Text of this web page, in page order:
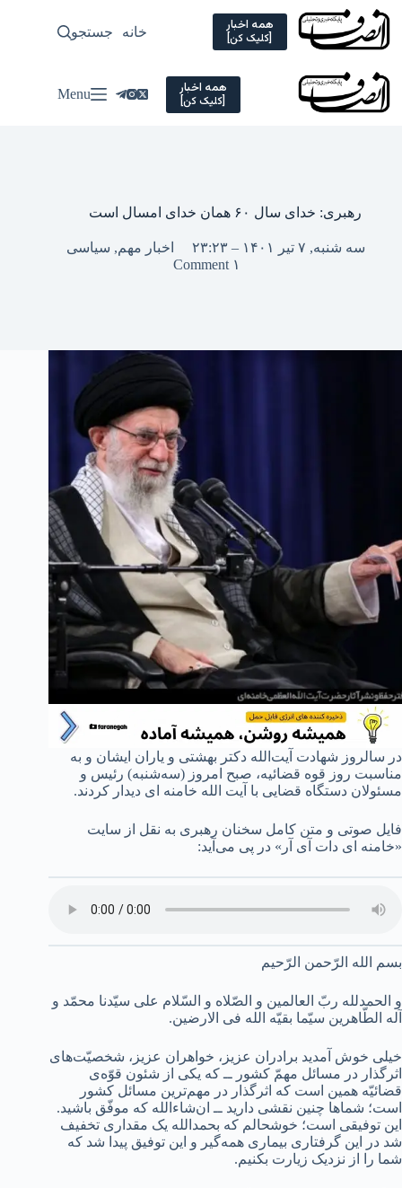
Skip
content
همه اخبار
[کلیک کن] خانه سیاسی
جستجو
همه اخبار
[کلیک کن] Menu
رهبری: خدای سال ۶۰ همان خدای امسال است
سه شنبه, ۷ تیر ۱۴۰۱ – ۲۳:۲۳ اخبار مهم, سیاسی
۱ Comment
در سالروز شهادت آیت‌الله دکتر بهشتی و یاران ایشان و به
مناسبت روز قوه قضائیه، صبح امروز (سه‌شنبه) رئیس و
مسئولان دستگاه قضایی با آیت الله خامنه ای دیدار کردند.
فایل صوتی و متن کامل سخنان رهبری به نقل از سایت
«خامنه ای دات آی آر» در پی می‌آید:
بسم الله الرّحمن الرّحیم
و الحمدلله ربّ العالمین و الصّلاه و السّلام علی سیّدنا محمّد و
آله الطّاهرین سیّما بقیّه الله فی الارضین.
خیلی خوش ‌آمدید برادران عزیز، خواهران عزیز، شخصیّت‌های
اثرگذار در مسائل مهمّ کشور ــ که یکی از شئون قوّه‌ی
قضائیّه همین است که اثرگذار در مهم‌ترین مسائل کشور
است؛ شماها چنین نقشی دارید ــ ان‌شاءالله که موفّق باشید.
این توفیقی است؛ خوشحالم که بحمدالله یک مقداری تخفیف
شد در این گرفتاری بیماری همه‌گیر و این توفیق پیدا شد که
شما را از نزدیک زیارت بکنیم.